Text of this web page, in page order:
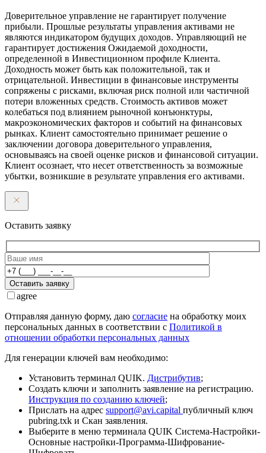
Доверительное управление не гарантирует получение
прибыли. Прошлые результаты управления активами не
являются индикатором будущих доходов. Управляющий не
гарантирует достижения Ожидаемой доходности,
определенной в Инвестиционном профиле Клиента.
Доходность может быть как положительной, так и
отрицательной. Инвестиции в финансовые инструменты
сопряжены с рисками, включая риск полной или частичной
потери вложенных средств. Стоимость активов может
колебаться под влиянием рыночной конъюнктуры,
макроэкономических факторов и событий на финансовых
рынках. Клиент самостоятельно принимает решение о
заключении договора доверительного управления,
основываясь на своей оценке рисков и финансовой ситуации.
Клиент осознает, что несет ответственность за возможные
убытки, возникшие в результате управления его активами.
Оставить заявку
Оставить заявку
agree
Отправляя данную форму, даю согласие на обработку моих
персональных данных в соответствии с Политикой в
отношении обработки персональных данных
Для генерации ключей вам необходимо:
Установить терминал QUIK. Дистрибутив;
Создать ключи и заполнить заявление на регистрацию.
Инструкция по созданию ключей;
Прислать на адрес support@avi.capital публичный ключ
pubring.txk и Скан заявления.
Выберите в меню терминала QUIK Система-Настройки-
Основные настройки-Программа-Шифрование-